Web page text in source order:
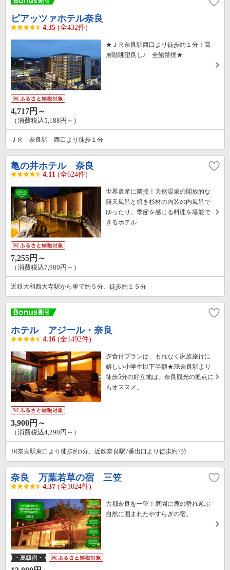
ピアッツァホテル奈良
4.35 (全432件)
★ＪＲ奈良駅西口より徒歩約１分！高
層階眺望良し♪ 全館禁煙★
4,717円～
（消費税込5,188円～）
ＪＲ 奈良駅 西口より徒歩１分
亀の井ホテル 奈良
4.11 (全624件)
世界遺産に隣接！天然温泉の開放的な
露天風呂と焼き杉材の内装の内風呂で
ゆったり。季節を感じる料理を堪能で
きるホテル
7,255円～
（消費税込7,980円～）
近鉄大和西大寺駅から車で約５分、徒歩約１５分
ホテル アジール・奈良
4.16 (全1492件)
夕食付プランは、もれなく家族旅行に
嬉しい小学生以下半額★JR奈良駅より
徒歩5分の好立地は、奈良観光の拠点に
もオススメ。
3,900円～
（消費税込4,290円～）
JR奈良駅東口より徒歩約5分、近鉄奈良駅7番出口より徒歩約7分
奈良 万葉若草の宿 三笠
4.37 (全1024件)
古都奈良を一望！庭園に鹿の群れ遊ぶ
自然に囲まれたやすらぎの宿。